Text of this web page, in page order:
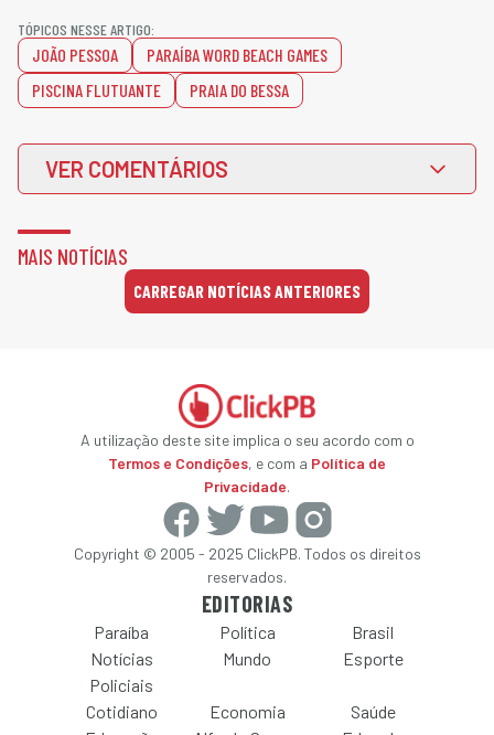
TÓPICOS NESSE ARTIGO:
JOÃO PESSOA
PARAÍBA WORD BEACH GAMES
PISCINA FLUTUANTE
PRAIA DO BESSA
VER COMENTÁRIOS
MAIS NOTÍCIAS
CARREGAR NOTÍCIAS ANTERIORES
A utilização deste site implica o seu acordo com o
Termos e Condições, e com a Política de
Privacidade.
Copyright © 2005 - 2025 ClickPB. Todos os direitos
reservados.
EDITORIAS
Paraíba Política
Brasil
Notícias
Policiais
Mundo Esporte
Cotidiano Economia
Saúde